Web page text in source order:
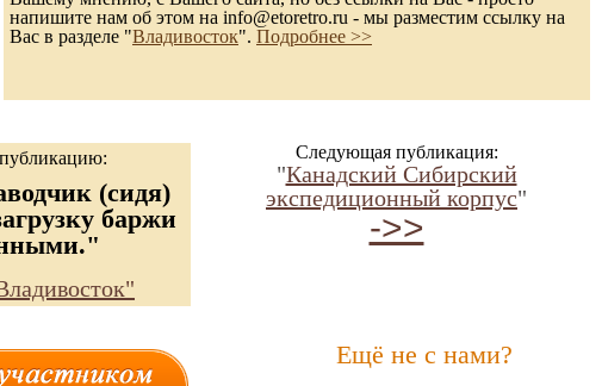
напишите нам об этом на info@etoretro.ru - мы разместим ссылку на
Вас в разделе "Владивосток". Подробнее >>
(сидя)
баржи
Следующая публикация:
"Канадский Сибирский
экспедиционный корпус"
->>
Ещё не с нами?